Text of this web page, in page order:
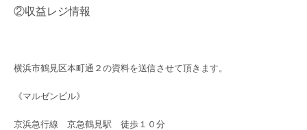
②収益レジ情報
横浜市鶴見区本町通２の資料を送信させて頂きます。
《マルゼンビル》
京浜急行線 京急鶴見駅 徒歩１０分